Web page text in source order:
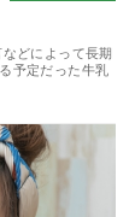
どによって長期
予定だった牛乳